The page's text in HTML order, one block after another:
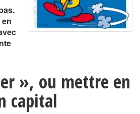
», ou mettre en
capital